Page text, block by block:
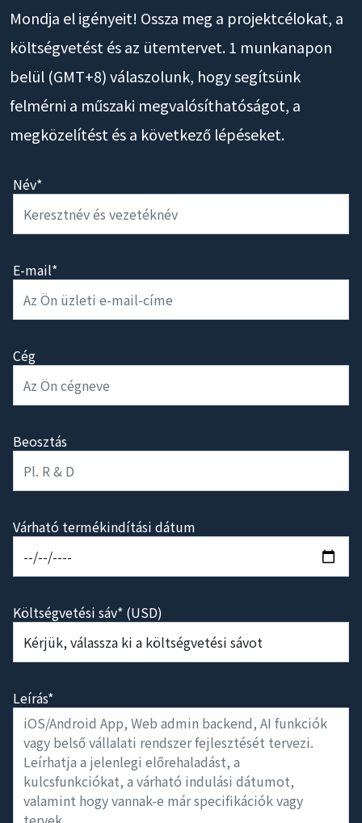
Mondja el igényeit! Ossza meg a projektcélokat, a
költségvetést és az ütemtervet. 1 munkanapon
belül (GMT+8) válaszolunk, hogy segítsünk
felmérni a műszaki megvalósíthatóságot, a
megközelítést és a következő lépéseket.
Név*
E-mail*
Cég
Beosztás
Várható termékindítási dátum
Költségvetési sáv* (USD)
Leírás*